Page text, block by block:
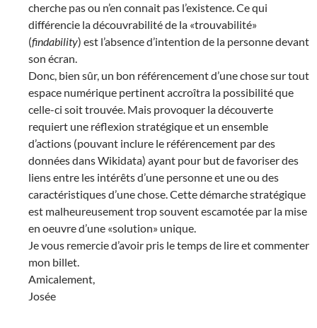
cherche pas ou n’en connait pas l’existence. Ce qui
différencie la découvrabilité de la «trouvabilité»
(findability) est l’absence d’intention de la personne devant
son écran.
Donc, bien sûr, un bon référencement d’une chose sur tout
espace numérique pertinent accroîtra la possibilité que
celle-ci soit trouvée. Mais provoquer la découverte
requiert une réflexion stratégique et un ensemble
d’actions (pouvant inclure le référencement par des
données dans Wikidata) ayant pour but de favoriser des
liens entre les intérêts d’une personne et une ou des
caractéristiques d’une chose. Cette démarche stratégique
est malheureusement trop souvent escamotée par la mise
en oeuvre d’une «solution» unique.
Je vous remercie d’avoir pris le temps de lire et commenter
mon billet.
Amicalement,
Josée